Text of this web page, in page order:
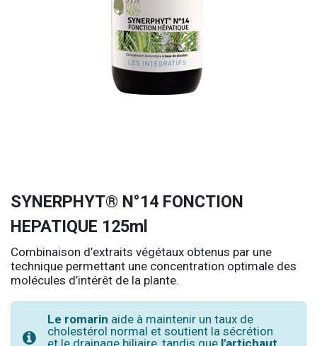
SYNERPHYT® N°14 FONCTION
HEPATIQUE 125ml
Combinaison d’extraits végétaux obtenus par une
technique permettant une concentration optimale des
molécules d’intérêt de la plante.
Le romarin aide à maintenir un taux de
cholestérol normal et soutient la sécrétion
et le drainage biliaire, tandis que l'artichaut